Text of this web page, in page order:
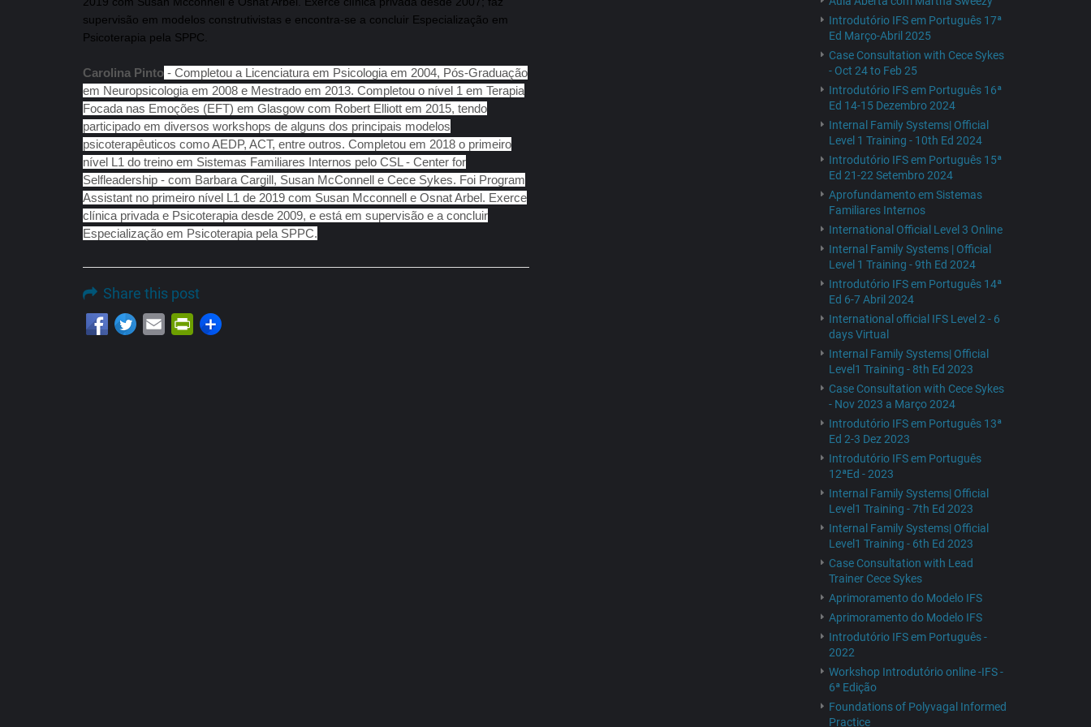
supervisão em modelos construtivistas e encontra-se a concluir Especialização em
Psicoterapia pela SPPC.
Carolina Pinto - Completou a Licenciatura em Psicologia em 2004, Pós-Graduação
em Neuropsicologia em 2008 e Mestrado em 2013. Completou o nível 1 em Terapia
Focada nas Emoções (EFT) em Glasgow com Robert Elliott em 2015, tendo
participado em diversos workshops de alguns dos principais modelos
psicoterapêuticos como AEDP, ACT, entre outros. Completou em 2018 o primeiro
nível L1 do treino em Sistemas Familiares Internos pelo CSL - Center for
Selfleadership - com Barbara Cargill, Susan McConnell e Cece Sykes. Foi Program
Assistant no primeiro nível L1 de 2019 com Susan Mcconnell e Osnat Arbel. Exerce
clínica privada e Psicoterapia desde 2009, e está em supervisão e a concluir
Especialização em Psicoterapia pela SPPC.
Share this post
Email PrintFriendly
Introdutório IFS em Português 17ª
Ed Março-Abril 2025
Case Consultation with Cece Sykes
- Oct 24 to Feb 25
Introdutório IFS em Português 16ª
Ed 14-15 Dezembro 2024
Internal Family Systems| Official
Level 1 Training - 10th Ed 2024
Introdutório IFS em Português 15ª
Ed 21-22 Setembro 2024
Aprofundamento em Sistemas
Familiares Internos
International Official Level 3 Online
Internal Family Systems | Official
Level 1 Training - 9th Ed 2024
Introdutório IFS em Português 14ª
Ed 6-7 Abril 2024
International official IFS Level 2 - 6
days Virtual
Internal Family Systems| Official
Level1 Training - 8th Ed 2023
Case Consultation with Cece Sykes
- Nov 2023 a Março 2024
Introdutório IFS em Português 13ª
Ed 2-3 Dez 2023
Introdutório IFS em Português
12ªEd - 2023
Internal Family Systems| Official
Level1 Training - 7th Ed 2023
Internal Family Systems| Official
Level1 Training - 6th Ed 2023
Case Consultation with Lead
Trainer Cece Sykes
Aprimoramento do Modelo IFS
Aprimoramento do Modelo IFS
Introdutório IFS em Português -
2022
Workshop Introdutório online -IFS -
6ª Edição
Foundations of Polyvagal Informed
Practice